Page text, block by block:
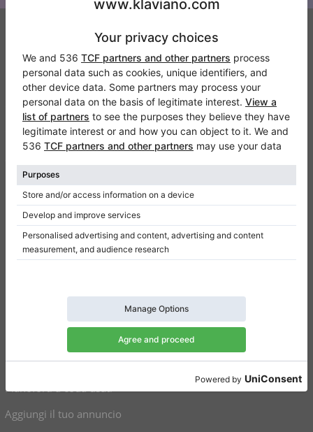
Klaviano
FAQ
Contatto
Chi siamo
Regolamento
Politica della privacy
Impostazioni per il consenso
Pianoforti verticali in vendita
Pianoforti a coda in vendita
Pianoforti verticali usati
Pianoforti a coda usati
Aggiungi il tuo annuncio